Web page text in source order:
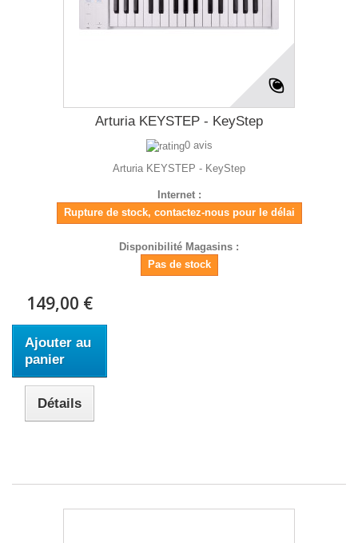
Arturia KEYSTEP - KeyStep
0 avis
Arturia KEYSTEP - KeyStep
Internet :
Rupture de stock, contactez-nous pour le délai
Disponibilité Magasins :
Pas de stock
149,00 €
Ajouter au
panier
Détails